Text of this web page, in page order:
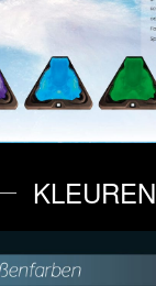
KLEUREN